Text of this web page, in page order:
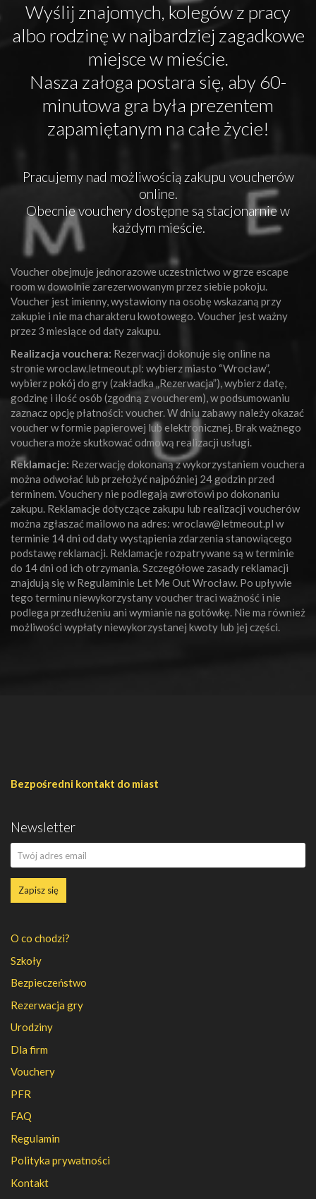
Wyślij znajomych, kolegów z pracy
albo rodzinę w najbardziej zagadkowe
miejsce w mieście.
Nasza załoga postara się, aby 60-
minutowa gra była prezentem
zapamiętanym na całe życie!
Pracujemy nad możliwością zakupu voucherów
online.
Obecnie vouchery dostępne są stacjonarnie w
każdym mieście.
Voucher obejmuje jednorazowe uczestnictwo w grze escape
room w dowolnie zarezerwowanym przez siebie pokoju.
Voucher jest imienny, wystawiony na osobę wskazaną przy
zakupie i nie ma charakteru kwotowego. Voucher jest ważny
przez 3 miesiące od daty zakupu.
Realizacja vouchera: Rezerwacji dokonuje się online na
stronie wroclaw.letmeout.pl: wybierz miasto “Wrocław”,
wybierz pokój do gry (zakładka „Rezerwacja”), wybierz datę,
godzinę i ilość osób (zgodną z voucherem), w podsumowaniu
zaznacz opcję płatności: voucher. W dniu zabawy należy okazać
voucher w formie papierowej lub elektronicznej. Brak ważnego
vouchera może skutkować odmową realizacji usługi.
Reklamacje: Rezerwację dokonaną z wykorzystaniem vouchera
można odwołać lub przełożyć najpóźniej 24 godzin przed
terminem. Vouchery nie podlegają zwrotowi po dokonaniu
zakupu. Reklamacje dotyczące zakupu lub realizacji voucherów
można zgłaszać mailowo na adres: wroclaw@letmeout.pl w
terminie 14 dni od daty wystąpienia zdarzenia stanowiącego
podstawę reklamacji. Reklamacje rozpatrywane są w terminie
do 14 dni od ich otrzymania. Szczegółowe zasady reklamacji
znajdują się w Regulaminie Let Me Out Wrocław. Po upływie
tego terminu niewykorzystany voucher traci ważność i nie
podlega przedłużeniu ani wymianie na gotówkę. Nie ma również
możliwości wypłaty niewykorzystanej kwoty lub jej części.
Bezpośredni kontakt do miast
Newsletter
Zapisz się
O co chodzi?
Szkoły
Bezpieczeństwo
Rezerwacja gry
Urodziny
Dla firm
Vouchery
PFR
FAQ
Regulamin
Polityka prywatności
Kontakt